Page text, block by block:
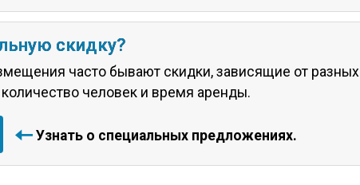
скидку?
часто бывают скидки, зависящие от разных
человек и время аренды.
Узнать о специальных предложениях.